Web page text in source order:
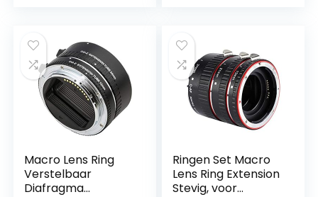
Macro Lens Ring
Verstelbaar
Diafragma
Ringen Set Macro
Lens Ring Extension
Stevig, voor